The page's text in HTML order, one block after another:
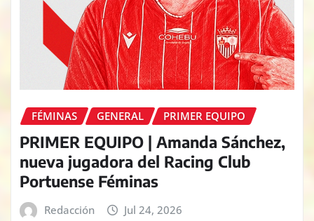
FÉMINAS GENERAL PRIMER EQUIPO
PRIMER EQUIPO | Amanda Sánchez,
nueva jugadora del Racing Club
Portuense Féminas
Redacción Jul 24, 2026